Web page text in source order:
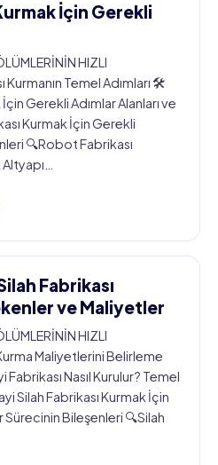
İçin Gerekli
HIZLI
Temel Adımları 🛠️
Gerekli Adımlar Alanları ve
Kurmak İçin Gerekli
🔍Robot Fabrikası
Fabrikası
ve Maliyetler
HIZLI
Maliyetlerini Belirleme
Nasıl Kurulur? Temel
Silah Fabrikası Kurmak İçin
Bileşenleri 🔍Silah